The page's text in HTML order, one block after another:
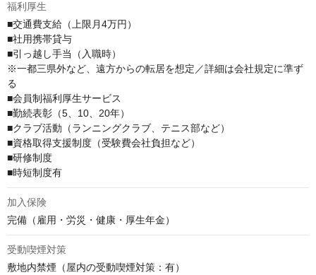
福利厚生
■交通費支給（上限月4万円）
■社用携帯貸与
■引っ越し手当（入職時）
※一都三県外など、遠方からの転居を想定／詳細は会社規定に準ず
る
■会員制福利厚⽣サービス
■勤続表彰（5、10、20年）
■クラブ活動（ランニングクラブ、テニス部など）
■資格取得⽀援制度（受験費会社負担など）
■研修制度
■時短制度有
加入保険
完備（雇⽤・労災・健康・厚⽣年⾦）
受動喫煙対策
敷地内禁煙（屋内の受動喫煙対策：有）